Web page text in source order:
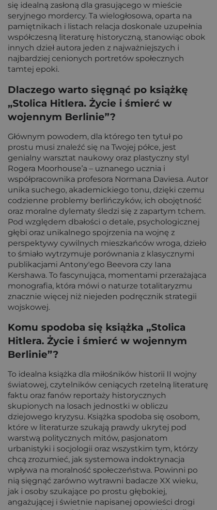
się idealną zasłoną dla grasującego w mieście
seryjnego mordercy. Ta wielogłosowa, oparta na
pamiętnikach i listach relacja doskonale uzupełnia
współczesną literaturę historyczną, stanowiąc obok
innych dzieł autora jeden z najważniejszych i
najbardziej cenionych portretów społecznych
tamtej epoki.
Dlaczego warto sięgnąć po książkę
„Stolica Hitlera. Życie i śmierć w
wojennym Berlinie”?
Głównym powodem, dla którego ten tytuł po
prostu musi znaleźć się na Twojej półce, jest
genialny warsztat naukowy oraz plastyczny styl
Rogera Moorhouse’a – uznanego ucznia i
współpracownika profesora Normana Daviesa. Autor
unika suchego, akademickiego tonu, dzięki czemu
codzienne problemy berlińczyków, ich obojętność
oraz moralne dylematy śledzi się z zapartym tchem.
Pod względem dbałości o detale, psychologicznej
głębi oraz unikalnego spojrzenia na wojnę z
perspektywy cywilnych mieszkańców wroga, dzieło
to śmiało wytrzymuje porównania z klasycznymi
publikacjami Antony'ego Beevora czy Iana
Kershawa. To fascynująca, momentami przerażająca
monografia, która mówi o naturze totalitaryzmu
znacznie więcej niż niejeden podręcznik strategii
wojskowej.
Komu spodoba się książka „Stolica
Hitlera. Życie i śmierć w wojennym
Berlinie”?
To idealna książka dla miłośników historii II wojny
światowej, czytelników ceniących rzetelną literaturę
faktu oraz fanów reportaży historycznych
skupionych na losach jednostki w obliczu
dziejowego kryzysu. Książka spodoba się osobom,
które w literaturze szukają prawdy ukrytej pod
warstwą politycznych mitów, pasjonatom
urbanistyki i socjologii oraz wszystkim tym, którzy
chcą zrozumieć, jak systemowa indoktrynacja
wpływa na moralność społeczeństwa. Powinni po
nią sięgnąć zarówno wytrawni badacze XX wieku,
jak i osoby szukające po prostu głębokiej,
angażującej i świetnie napisanej opowieści drogi